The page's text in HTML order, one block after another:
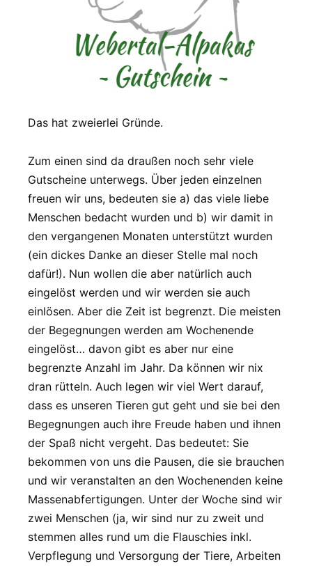
Das hat zweierlei Gründe.
Zum einen sind da draußen noch sehr viele
Gutscheine unterwegs. Über jeden einzelnen
freuen wir uns, bedeuten sie a) das viele liebe
Menschen bedacht wurden und b) wir damit in
den vergangenen Monaten unterstützt wurden
(ein dickes Danke an dieser Stelle mal noch
dafür!). Nun wollen die aber natürlich auch
eingelöst werden und wir werden sie auch
einlösen. Aber die Zeit ist begrenzt. Die meisten
der Begegnungen werden am Wochenende
eingelöst… davon gibt es aber nur eine
begrenzte Anzahl im Jahr. Da können wir nix
dran rütteln. Auch legen wir viel Wert darauf,
dass es unseren Tieren gut geht und sie bei den
Begegnungen auch ihre Freude haben und ihnen
der Spaß nicht vergeht. Das bedeutet: Sie
bekommen von uns die Pausen, die sie brauchen
und wir veranstalten an den Wochenenden keine
Massenabfertigungen. Unter der Woche sind wir
zwei Menschen (ja, wir sind nur zu zweit und
stemmen alles rund um die Flauschies inkl.
Verpflegung und Versorgung der Tiere, Arbeiten